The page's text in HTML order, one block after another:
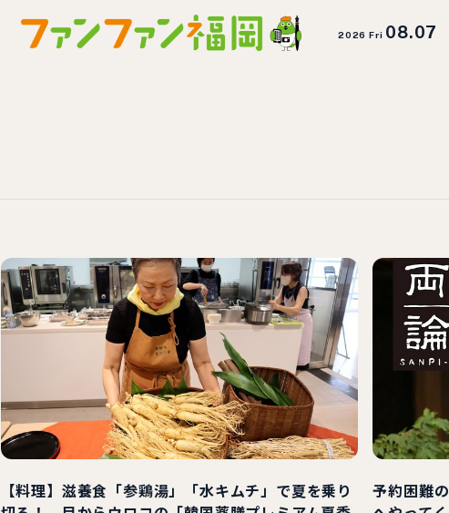
2026 Fri 08.07
【料理】滋養食「参鶏湯」「水キムチ」で夏を乗り
予約困難